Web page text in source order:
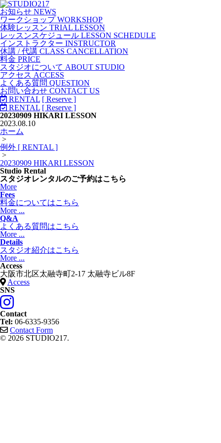
お知らせ NEWS
ワークショップ WORKSHOP
体験レッスン TRIAL LESSON
レッスンスケジュール LESSON SCHEDULE
インストラクター INSTRUCTOR
休講 / 代講 CLASS CANCELLATION
料金 PRICE
スタジオについて ABOUT STUDIO
アクセス ACCESS
よくある質問 QUESTION
お問い合わせ CONTACT US
RENTAL [ Reserve ]
RENTAL [ Reserve ]
20230909 HIKARI LESSON
2023.08.10
ホーム
>
例外 [ RENTAL ]
>
20230909 HIKARI LESSON
Studio Rental
スタジオレンタルのご予約はこちら
More
Fees
料金についてはこちら
More ...
Q&A
よくある質問はこちら
More ...
Details
スタジオ紹介はこちら
More ...
Access
大阪市北区太融寺町2-17 太融寺ビル8F
Access
SNS
Contact
Tel: 06-6335-9356
Contact Form
© 2026 STUDIO217.